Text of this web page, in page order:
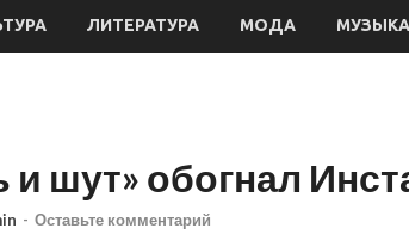
ЛИТЕРАТУРА МОДА МУЗЫКА
и шут» обогнал
- Оставьте комментарий